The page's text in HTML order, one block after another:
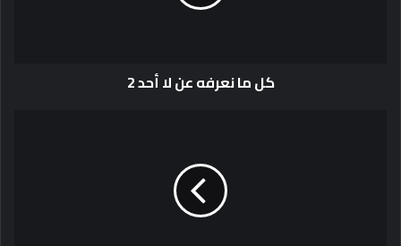
كل ما نعرفه عن لا أحد 2